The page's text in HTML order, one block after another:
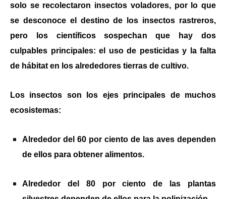
solo se recolectaron insectos voladores, por lo que
se desconoce el destino de los insectos rastreros,
pero los científicos sospechan que hay dos
culpables principales: el uso de pesticidas y la falta
de hábitat en los alrededores tierras de cultivo.
Los insectos son los ejes principales de muchos
ecosistemas:
Alrededor del 60 por ciento de las aves dependen
de ellos para obtener alimentos.
Alrededor del 80 por ciento de las plantas